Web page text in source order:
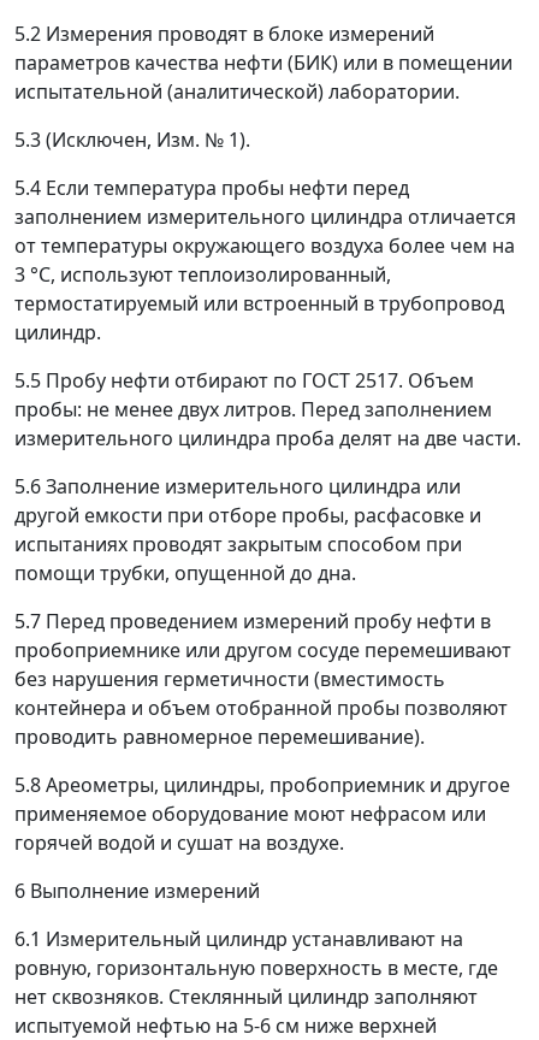
5.2 Измерения проводят в блоке измерений
параметров качества нефти (БИК) или в помещении
испытательной (аналитической) лаборатории.
5.3(Исключен, Изм. № 1).
5.4 Если температура пробы нефти перед
заполнением измерительного цилиндра отличается
от температуры окружающего воздуха более чем на
3 °С, используют теплоизолированный,
термостатируемый или встроенный в трубопровод
цилиндр.
5.5 Пробу нефти отбирают по ГОСТ 2517. Объем
пробы: не менее двух литров. Перед заполнением
измерительного цилиндра проба делят на две части.
5.6 Заполнение измерительного цилиндра или
другой емкости при отборе пробы, расфасовке и
испытаниях проводят закрытым способом при
помощи трубки, опущенной до дна.
5.7 Перед проведением измерений пробу нефти в
пробоприемнике или другом сосуде перемешивают
без нарушения герметичности (вместимость
контейнера и объем отобранной пробы позволяют
проводить равномерное перемешивание).
5.8 Ареометры, цилиндры, пробоприемник и другое
применяемое оборудование моют нефрасом или
горячей водой и сушат на воздухе.
6 Выполнение измерений
6.1 Измерительный цилиндр устанавливают на
ровную, горизонтальную поверхность в месте, где
нет сквозняков. Стеклянный цилиндр заполняют
испытуемой нефтью на 5-6 см ниже верхней